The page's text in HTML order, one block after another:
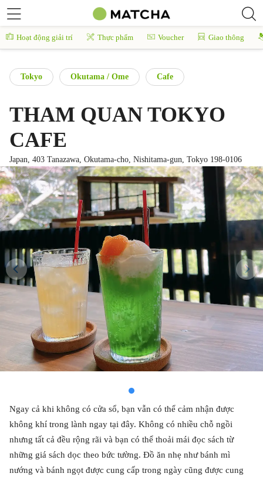
Hoạt động giải trí Thực phẩm Voucher Giao thông
Tokyo Okutama / Ome Cafe
THAM QUAN TOKYO
CAFE
Japan, 403 Tanazawa, Okutama-cho, Nishitama-gun, Tokyo 198-0106
Ngay cả khi không có cửa sổ, bạn vẫn có thể cảm nhận được
không khí trong lành ngay tại đây. Không có nhiều chỗ ngồi
nhưng tất cả đều rộng rãi và bạn có thể thoải mái đọc sách từ
những giá sách dọc theo bức tường. Đồ ăn nhẹ như bánh mì
nướng và bánh ngọt được cung cấp trong ngày cũng được cung